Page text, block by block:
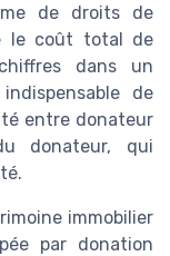
de droits de
le coût total de
dans un
de
entre donateur
donateur, qui
immobilier
par donation